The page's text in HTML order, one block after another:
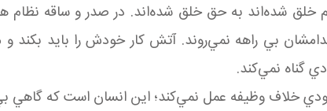
شده‌اند به حق خلق شده‌اند. در صدر و ساقه نظام
بي راهه نمي‌روند. آتش کار خودش را بايد بکند و
گناه نمي‌کند.
خلاف وظيفه عمل نمي‌کند؛ اين انسان است که گاهي